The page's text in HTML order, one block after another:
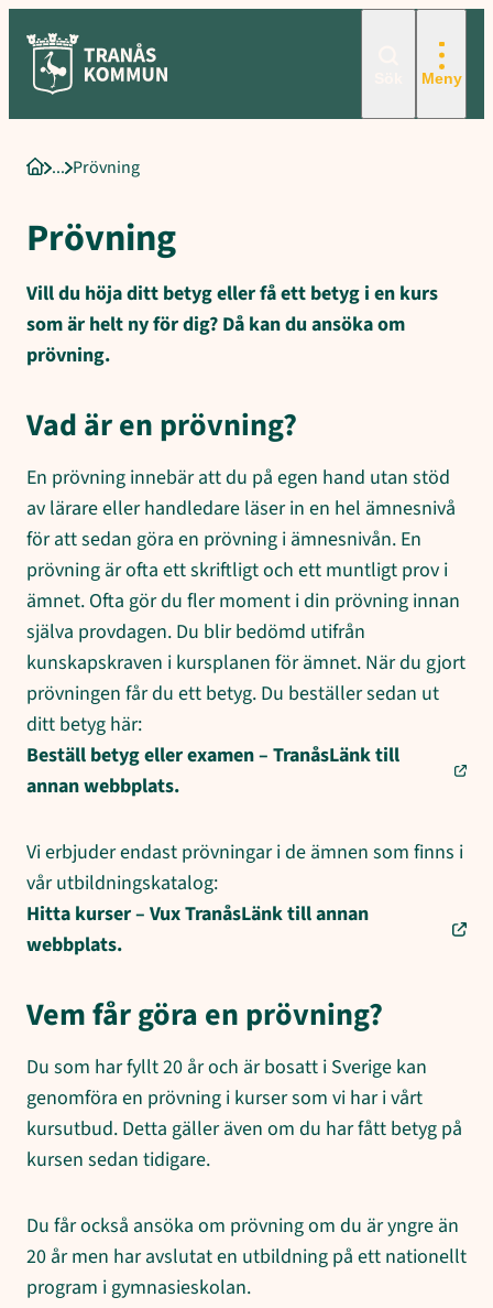
innehåll
Meny
StartsidaPrövning
Prövning
Vill du höja ditt betyg eller få ett betyg i en kurs
som är helt ny för dig? Då kan du ansöka om
prövning.
Vad är en prövning?
En prövning innebär att du på egen hand utan stöd
av lärare eller handledare läser in en hel ämnesnivå
för att sedan göra en prövning i ämnesnivån. En
prövning är ofta ett skriftligt och ett muntligt prov i
ämnet. Ofta gör du fler moment i din prövning innan
själva provdagen. Du blir bedömd utifrån
kunskapskraven i kursplanen för ämnet. När du gjort
prövningen får du ett betyg. Du beställer sedan ut
ditt betyg här:
Beställ betyg eller examen – TranåsLänk till
annan webbplats.
Vi erbjuder endast prövningar i de ämnen som finns i
vår utbildningskatalog:
Hitta kurser – Vux TranåsLänk till annan
webbplats.
Vem får göra en prövning?
Du som har fyllt 20 år och är bosatt i Sverige kan
genomföra en prövning i kurser som vi har i vårt
kursutbud. Detta gäller även om du har fått betyg på
kursen sedan tidigare.
Du får också ansöka om prövning om du är yngre än
20 år men har avslutat en utbildning på ett nationellt
program i gymnasieskolan.